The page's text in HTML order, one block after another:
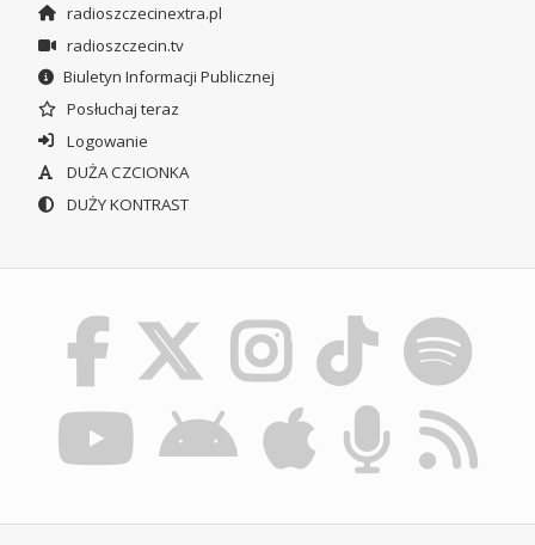
radioszczecinextra.pl
radioszczecin.tv
Biuletyn Informacji Publicznej
Posłuchaj teraz
Logowanie
DUŻA CZCIONKA
DUŻY KONTRAST